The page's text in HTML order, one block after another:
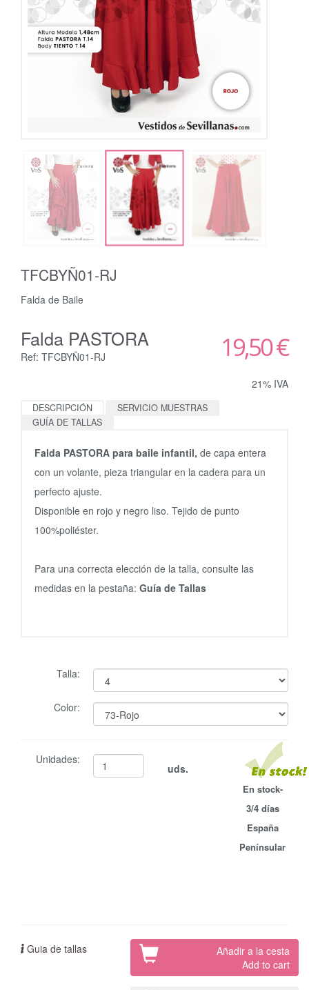
TFCBYÑ01-RJ
Falda de Baile
Falda PASTORA
Ref: TFCBYÑ01-RJ 19,50 €
21% IVA
DESCRIPCIÓN
SERVICIO MUESTRAS
GUÍA DE TALLAS
Falda PASTORA para baile infantil, de capa entera
con un volante, pieza triangular en la cadera para un
perfecto ajuste.
Disponible en rojo y negro liso. Tejido de punto
100%poliéster.
Para una correcta elección de la talla, consulte las
medidas en la pestaña: Guía de Tallas
Talla:
Color:
Unidades:
uds.
En stock-
3/4 días
España
Penínsular
Guia de tallas
Añadir a la cesta
Add to cart